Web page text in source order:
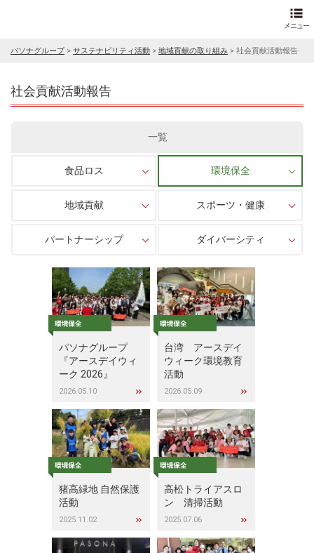
パソナグループ> サステナビリティ活動 > 地域貢献の取り組み > 社会貢献活動報告
社会貢献活動報告
一覧
食品ロス 環境保全
地域貢献 スポーツ・健康
パートナーシップ ダイバーシティ
パソナグループ
『アースデイウィ
ーク 2026』
2026.05.10
台湾 アースデイ
ウィーク環境教育
活動
2026.05.09
猪高緑地 自然保護
活動
2025.11.02
高松トライアスロ
ン 清掃活動
2025.07.06